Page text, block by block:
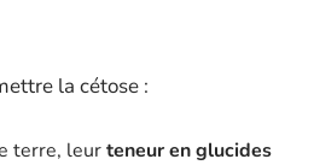
la cétose :
terre, leurteneur en glucides